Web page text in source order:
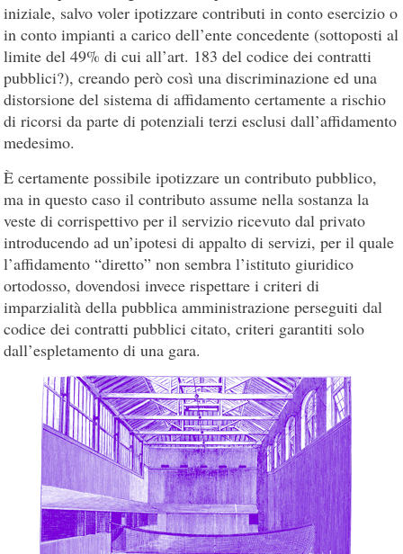
iniziale, salvo voler ipotizzare contributi in conto esercizio o
in conto impianti a carico dell’ente concedente (sottoposti al
limite del 49% di cui all’art. 183 del codice dei contratti
pubblici?), creando però così una discriminazione ed una
distorsione del sistema di affidamento certamente a rischio
di ricorsi da parte di potenziali terzi esclusi dall’affidamento
medesimo.
È certamente possibile ipotizzare un contributo pubblico,
ma in questo caso il contributo assume nella sostanza la
veste di corrispettivo per il servizio ricevuto dal privato
introducendo ad un’ipotesi di appalto di servizi, per il quale
l’affidamento “diretto” non sembra l’istituto giuridico
ortodosso, dovendosi invece rispettare i criteri di
imparzialità della pubblica amministrazione perseguiti dal
codice dei contratti pubblici citato, criteri garantiti solo
dall’espletamento di una gara.